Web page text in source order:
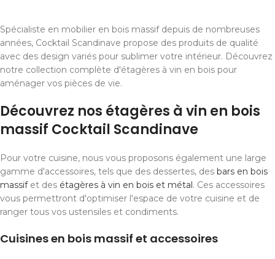
Spécialiste en mobilier en bois massif depuis de nombreuses
années, Cocktail Scandinave propose des produits de qualité
avec des design variés pour sublimer votre intérieur. Découvrez
notre collection complète d'étagères à vin en bois pour
aménager vos pièces de vie.
Découvrez nos étagères à vin en bois
massif Cocktail Scandinave
Pour votre cuisine, nous vous proposons également une large
gamme d'accessoires, tels que des dessertes, des bars en bois
massifet des étagères à vin en bois et métal. Ces accessoires
vous permettront d'optimiser l'espace de votre cuisine et de
ranger tous vos ustensiles et condiments.
Cuisines en bois massif et accessoires